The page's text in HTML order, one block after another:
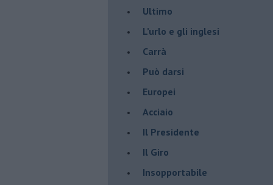
Ultimo
​L’urlo e gli inglesi
Carrà
Può darsi
Europei
Acciaio
Il Presidente
​Il Giro
Insopportabile